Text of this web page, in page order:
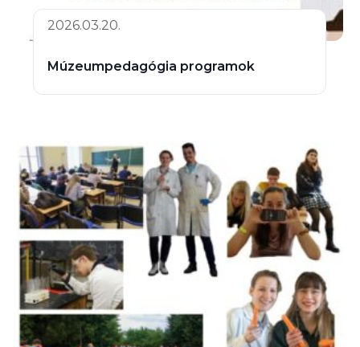
2026.03.20.
Múzeumpedagógia programok